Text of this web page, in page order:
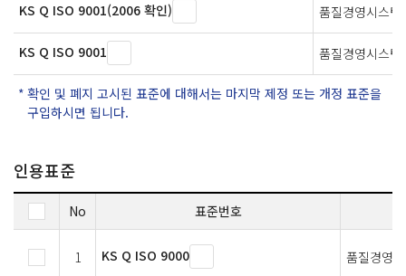
KS Q ISO 9001(2006 확인) 품질경영시스
KS Q ISO 9001 품질경영시스
확인 및 폐지 고시된 표준에 대해서는 마지막 제정 또는 개정 표준을
구입하시면 됩니다.
인용표준
No 표준번호
1 KS Q ISO 9000 품질경영